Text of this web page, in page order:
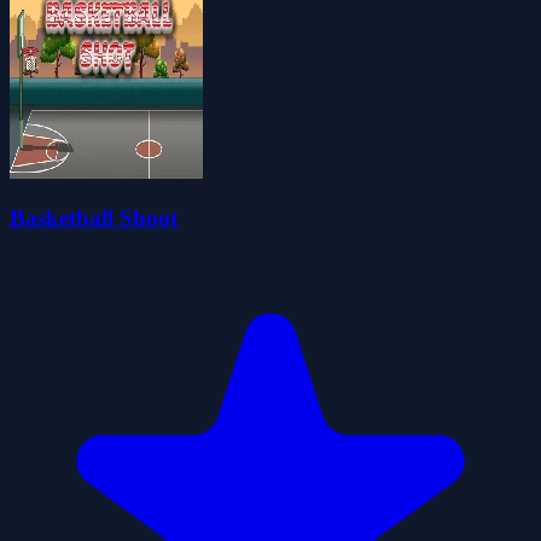
Basketball Shoot